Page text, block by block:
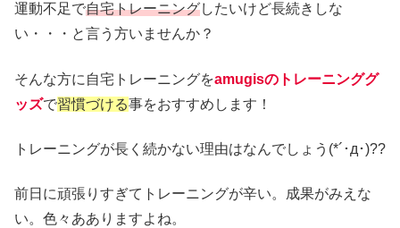
運動不足で自宅トレーニングしたいけど長続きしな
い・・・と言う方いませんか？
そんな方に自宅トレーニングをamugisのトレーニンググ
ッズで習慣づける事をおすすめします！
トレーニングが長く続かない理由はなんでしょう(*´･д･)??
前日に頑張りすぎてトレーニングが辛い。成果がみえな
い。色々あありますよね。